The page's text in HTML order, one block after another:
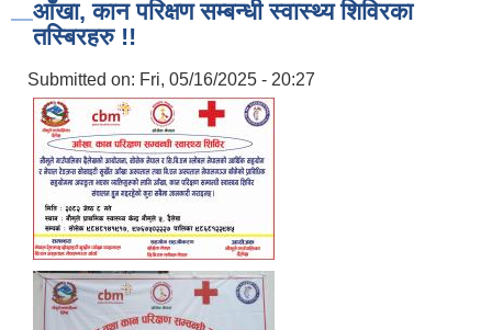
आँखा, कान परिक्षण सम्बन्धी स्वास्थ्य शिविरका
तस्बिरहरु !!
Submitted on: Fri, 05/16/2025 - 20:27